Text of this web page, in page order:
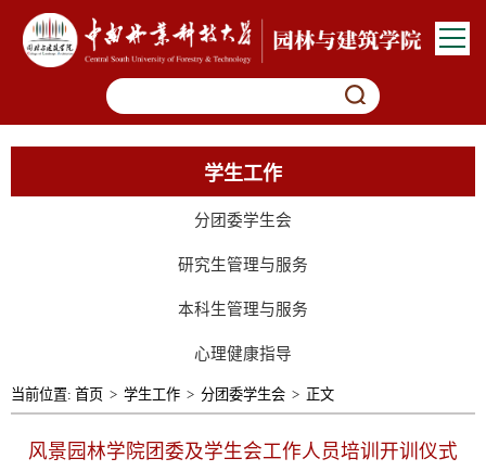
学生工作
分团委学生会
研究生管理与服务
本科生管理与服务
心理健康指导
当前位置: 首页 > 学生工作 > 分团委学生会 > 正文
风景园林学院团委及学生会工作人员培训开训仪式